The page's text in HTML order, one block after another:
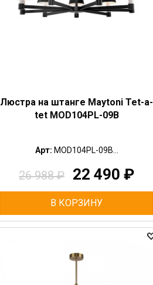
Люстра на штанге Maytoni Tet-a-
tet MOD104PL-09B
Арт: MOD104PL-09B...
26 988₽ 22 490 ₽
В КОРЗИНУ